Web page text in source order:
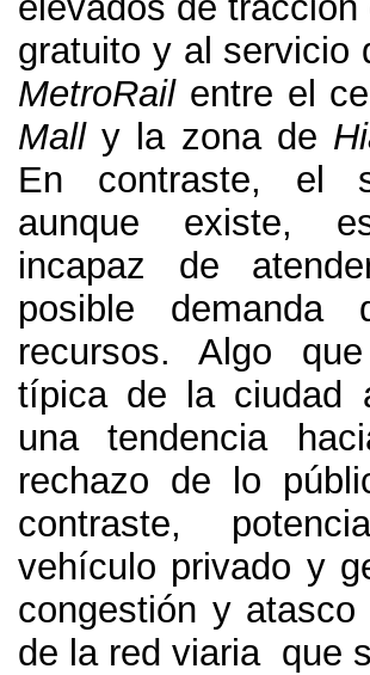
gratuito y al servicio
MetroRail entre el
Mall y la zona de
En contraste, el
aunque existe,
incapaz de
posible
recursos.Algo
típica de la ciudad
una tendencia
rechazo de lo
contraste,
vehículo privado y
congestión y
de la red viaria que